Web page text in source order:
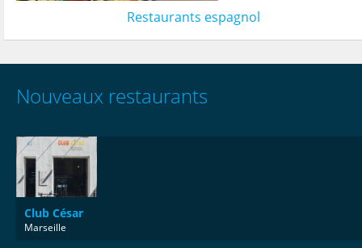
Restaurants espagnol
Nouveaux restaurants
Club César
Marseille